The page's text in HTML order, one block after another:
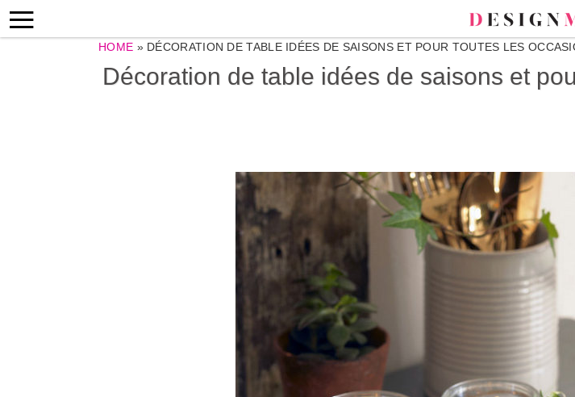
HOME » DÉCORATION DE TABLE IDÉES DE SAISONS ET POUR TOUTES LES
Décoration de table idées de saisons et